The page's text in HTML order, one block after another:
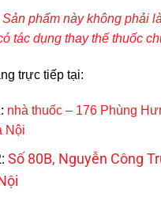
phẩm này không phải
tác dụng thay thế thuốc
trực tiếp tại:
nhà thuốc – 176 Phùng
Nội
Số 80B, Nguyễn Công